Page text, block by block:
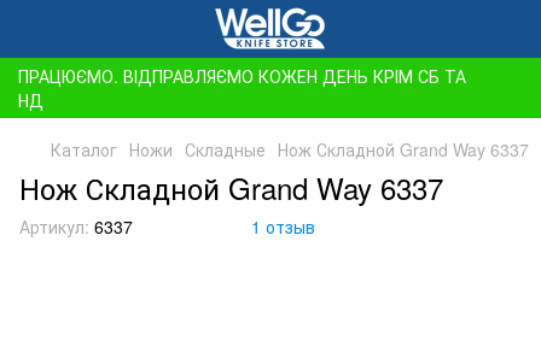
ПРАЦЮЄМО. ВІДПРАВЛЯЄМО КОЖЕН ДЕНЬ КРІМ СБ ТА
НД
Каталог Ножи Складные Нож Складной Grand Way 6337
Нож Складной Grand Way 6337
Артикул: 6337 1 отзыв